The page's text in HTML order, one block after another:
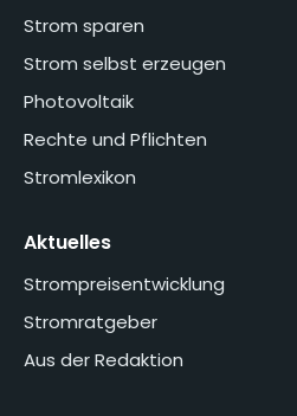
Strom sparen
Strom selbst erzeugen
Photovoltaik
Rechte und Pflichten
Stromlexikon
Aktuelles
Strompreisentwicklung
Stromratgeber
Aus der Redaktion